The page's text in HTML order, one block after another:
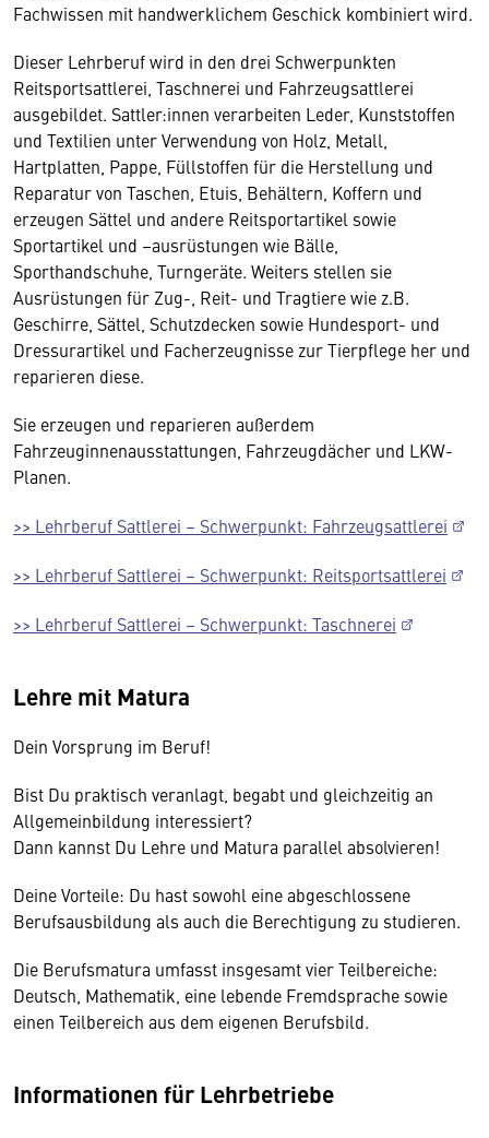
Fachwissen mit handwerklichem Geschick kombiniert wird.
Dieser Lehrberuf wird in den drei Schwerpunkten
Reitsportsattlerei, Taschnerei und Fahrzeugsattlerei
ausgebildet. Sattler:innen verarbeiten Leder, Kunststoffen
und Textilien unter Verwendung von Holz, Metall,
Hartplatten, Pappe, Füllstoffen für die Herstellung und
Reparatur von Taschen, Etuis, Behältern, Koffern und
erzeugen Sättel und andere Reitsportartikel sowie
Sportartikel und –ausrüstungen wie Bälle,
Sporthandschuhe, Turngeräte. Weiters stellen sie
Ausrüstungen für Zug-, Reit- und Tragtiere wie z.B.
Geschirre, Sättel, Schutzdecken sowie Hundesport- und
Dressurartikel und Facherzeugnisse zur Tierpflege her und
reparieren diese.
Sie erzeugen und reparieren außerdem
Fahrzeuginnenausstattungen, Fahrzeugdächer und LKW-
Planen.
>> Lehrberuf Sattlerei – Schwerpunkt: Fahrzeugsattlerei
>> Lehrberuf Sattlerei – Schwerpunkt: Reitsportsattlerei
>> Lehrberuf Sattlerei – Schwerpunkt: Taschnerei
Lehre mit Matura
Dein Vorsprung im Beruf!
Bist Du praktisch veranlagt, begabt und gleichzeitig an
Allgemeinbildung interessiert?
Dann kannst Du Lehre und Matura parallel absolvieren!
Deine Vorteile: Du hast sowohl eine abgeschlossene
Berufsausbildung als auch die Berechtigung zu studieren.
Die Berufsmatura umfasst insgesamt vier Teilbereiche:
Deutsch, Mathematik, eine lebende Fremdsprache sowie
einen Teilbereich aus dem eigenen Berufsbild.
Informationen für Lehrbetriebe